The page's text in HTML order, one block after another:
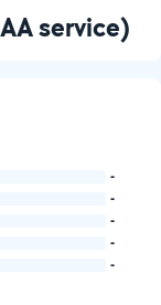
service)
-
-
-
-
-